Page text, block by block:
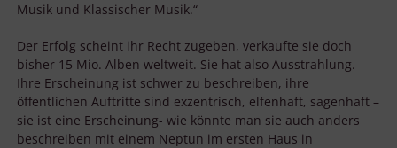
Musik und Klassischer Musik.“
Der Erfolg scheint ihr Recht zugeben, verkaufte sie doch
bisher 15 Mio. Alben weltweit. Sie hat also Ausstrahlung.
Ihre Erscheinung ist schwer zu beschreiben, ihre
öffentlichen Auftritte sind exzentrisch, elfenhaft, sagenhaft –
sie ist eine Erscheinung- wie könnte man sie auch anders
beschreiben mit einem Neptun im ersten Haus in